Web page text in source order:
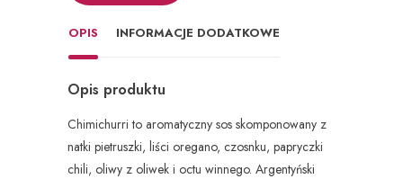
OPIS INFORMACJE DODATKOWE
Opis produktu
Chimichurri to aromatyczny sos skomponowany z
natki pietruszki, liści oregano, czosnku, papryczki
chili, oliwy z oliwek i octu winnego. Argentyński